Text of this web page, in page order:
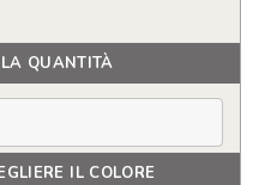
QUANTITÀ
IL COLORE